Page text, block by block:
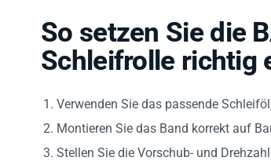
So setzen Sie die
Schleifrolle richtig
Verwenden Sie das passende
Montieren Sie das Band korrekt auf
Stellen Sie die Vorschub- und